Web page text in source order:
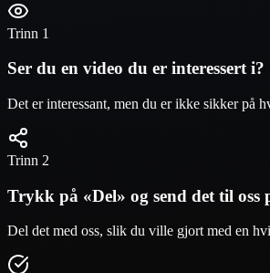
Trinn 1
Ser du en video du er interessert i?
Det er interessant, men du er ikke sikker på
Trinn 2
Trykk på «Del» og send det til oss
Del det med oss, slik du ville gjort med en